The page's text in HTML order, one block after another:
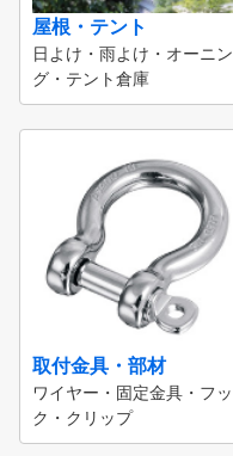
屋根・テント
日よけ・雨よけ・オーニン
グ・テント倉庫
取付金具・部材
ワイヤー・固定金具・フッ
ク・クリップ